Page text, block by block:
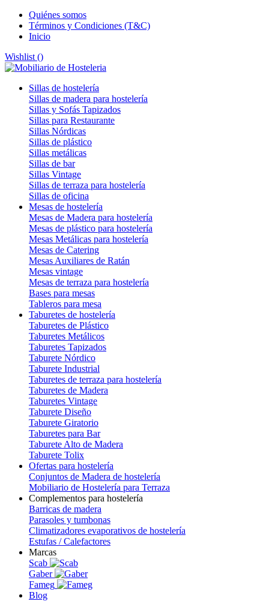
Quiénes somos
Términos y Condiciones (T&C)
Inicio
Wishlist ()
Sillas de hostelería
Sillas de madera para hostelería
Sillas y Sofás Tapizados
Sillas para Restaurante
Sillas Nórdicas
Sillas de plástico
Sillas metálicas
Sillas de bar
Sillas Vintage
Sillas de terraza para hostelería
Sillas de oficina
Mesas de hostelería
Mesas de Madera para hostelería
Mesas de plástico para hostelería
Mesas Metálicas para hostelería
Mesas de Catering
Mesas Auxiliares de Ratán
Mesas vintage
Mesas de terraza para hostelería
Bases para mesas
Tableros para mesa
Taburetes de hostelería
Taburetes de Plástico
Taburetes Metálicos
Taburetes Tapizados
Taburete Nórdico
Taburete Industrial
Taburetes de terraza para hostelería
Taburetes de Madera
Taburetes Vintage
Taburete Diseño
Taburete Giratorio
Taburetes para Bar
Taburete Alto de Madera
Taburete Tolix
Ofertas para hostelería
Conjuntos de Madera de hostelería
Mobiliario de Hostelería para Terraza
Complementos para hostelería
Barricas de madera
Parasoles y tumbonas
Climatizadores evaporativos de hostelería
Estufas / Calefactores
Marcas
Scab
Gaber
Fameg
Blog